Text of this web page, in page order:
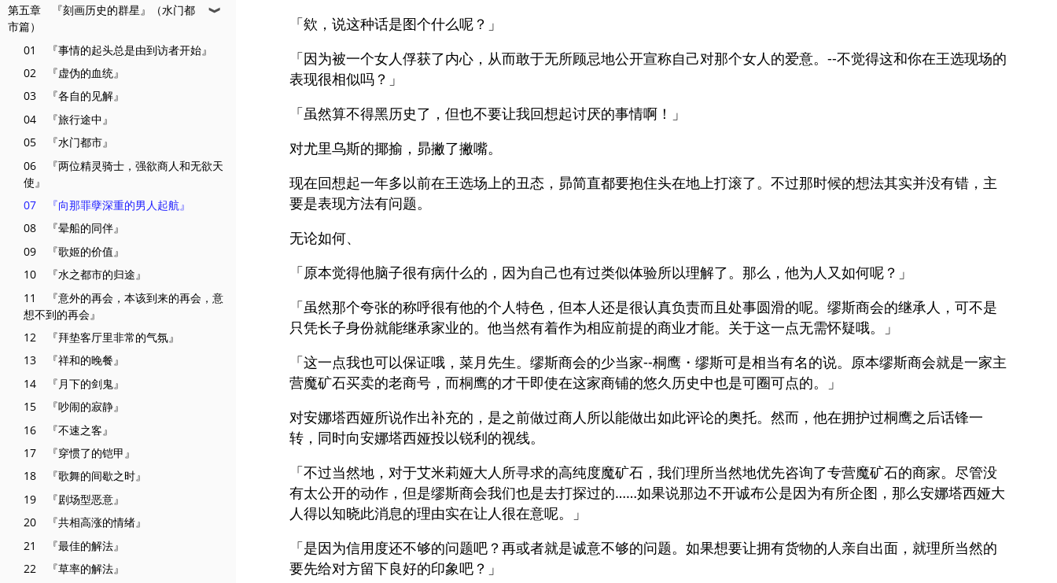
第五章 『刻画历史的群星』（水门都
市篇）
❱
01 『事情的起头总是由到访者开始』
02 『虚伪的血统』
03 『各自的见解』
04 『旅行途中』
05 『水门都市』
06 『两位精灵骑士，强欲商人和无欲天
使』
07 『向那罪孽深重的男人起航』
08 『晕船的同伴』
09 『歌姬的价值』
10 『水之都市的归途』
11 『意外的再会，本该到来的再会，意
想不到的再会』
12 『拜垫客厅里非常的气氛』
13 『祥和的晚餐』
14 『月下的剑鬼』
15 『吵闹的寂静』
16 『不速之客』
17 『穿惯了的铠甲』
18 『歌舞的间歇之时』
19 『剧场型恶意』
20 『共相高涨的情绪』
21 『最佳的解法』
22 『草率的解法』
「欸，说这种话是图个什么呢？」
「因为被一个女人俘获了内心，从而敢于无所顾忌地公开宣称自己对那个女人的爱意。--不觉得这和你在王选现场的
表现很相似吗？」
「虽然算不得黑历史了，但也不要让我回想起讨厌的事情啊！」
对尤里乌斯的揶揄，昴撇了撇嘴。
现在回想起一年多以前在王选场上的丑态，昴简直都要抱住头在地上打滚了。不过那时候的想法其实并没有错，主
要是表现方法有问题。
无论如何、
「原本觉得他脑子很有病什么的，因为自己也有过类似体验所以理解了。那么，他为人又如何呢？」
「虽然那个夸张的称呼很有他的个人特色，但本人还是很认真负责而且处事圆滑的呢。缪斯商会的继承人，可不是
只凭长子身份就能继承家业的。他当然有着作为相应前提的商业才能。关于这一点无需怀疑哦。」
「这一点我也可以保证哦，菜月先生。缪斯商会的少当家--桐鹰・缪斯可是相当有名的说。原本缪斯商会就是一家主
营魔矿石买卖的老商号，而桐鹰的才干即使在这家商铺的悠久历史中也是可圈可点的。」
对安娜塔西娅所说作出补充的，是之前做过商人所以能做出如此评论的奥托。然而，他在拥护过桐鹰之后话锋一
转，同时向安娜塔西娅投以锐利的视线。
「不过当然地，对于艾米莉娅大人所寻求的高纯度魔矿石，我们理所当然地优先咨询了专营魔矿石的商家。尽管没
有太公开的动作，但是缪斯商会我们也是去打探过的……如果说那边不开诚布公是因为有所企图，那么安娜塔西娅大
人得以知晓此消息的理由实在让人很在意呢。」
「是因为信用度还不够的问题吧？再或者就是诚意不够的问题。如果想要让拥有货物的人亲自出面，就理所当然的
要先给对方留下良好的印象吧？」